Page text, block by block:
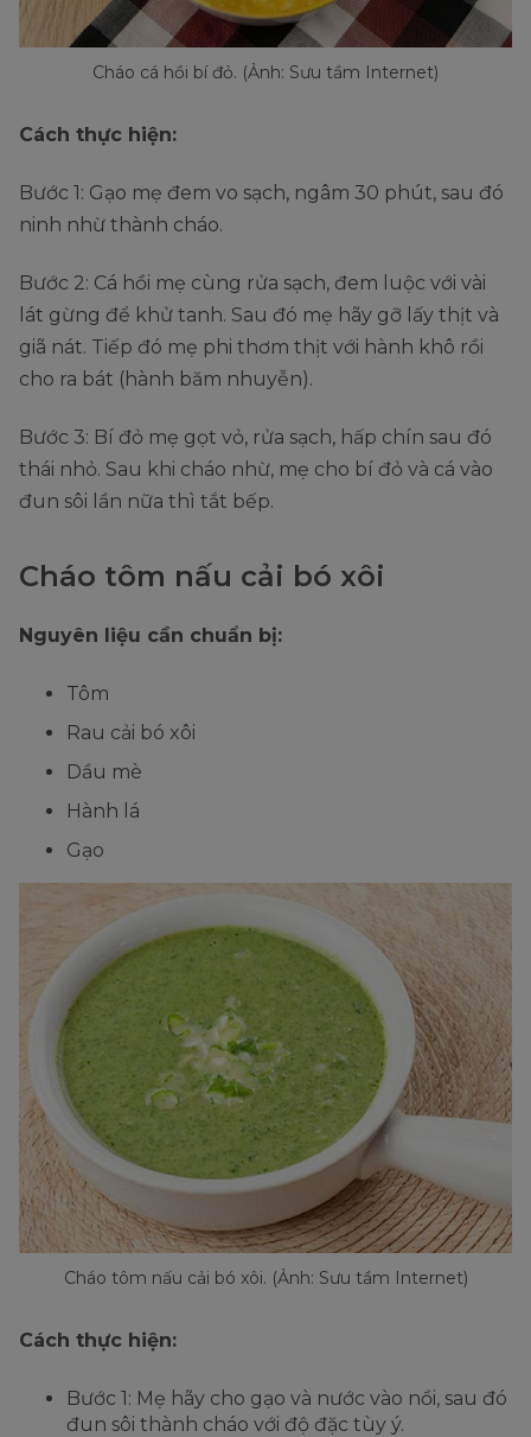
Cháo cá hồi bí đỏ. (Ảnh: Sưu tầm Internet)
Cách thực hiện:
Bước 1: Gạo mẹ đem vo sạch, ngâm 30 phút, sau đó
ninh nhừ thành cháo.
Bước 2: Cá hồi mẹ cùng rửa sạch, đem luộc với vài
lát gừng để khử tanh. Sau đó mẹ hãy gỡ lấy thịt và
giã nát. Tiếp đó mẹ phi thơm thịt với hành khô rồi
cho ra bát (hành băm nhuyễn).
Bước 3: Bí đỏ mẹ gọt vỏ, rửa sạch, hấp chín sau đó
thái nhỏ. Sau khi cháo nhừ, mẹ cho bí đỏ và cá vào
đun sôi lần nữa thì tắt bếp.
Cháo tôm nấu cải bó xôi
Nguyên liệu cần chuẩn bị:
Tôm
Rau cải bó xôi
Dầu mè
Hành lá
Gạo
Cháo tôm nấu cải bó xôi. (Ảnh: Sưu tầm Internet)
Cách thực hiện:
Bước 1: Mẹ hãy cho gạo và nước vào nồi, sau đó
đun sôi thành cháo với độ đặc tùy ý.